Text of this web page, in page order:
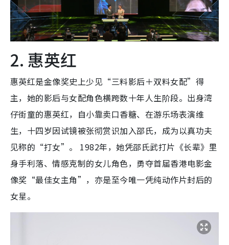
2. 惠英红
惠英红是金像奖史上少见“三料影后＋双料女配”得
主，她的影后与女配角色横跨数十年人生阶段。出身湾
仔街童的惠英红，自小靠卖口香糖、在游乐场表演维
生，十四岁因试镜被张彻赏识加入邵氏，成为以真功夫
见称的“打女”。 1982年，她凭邵氏武打片《长辈》里
身手利落、情感克制的女儿角色，勇夺首届香港电影金
像奖“最佳女主角”，亦是至今唯一凭纯动作片封后的
女星。